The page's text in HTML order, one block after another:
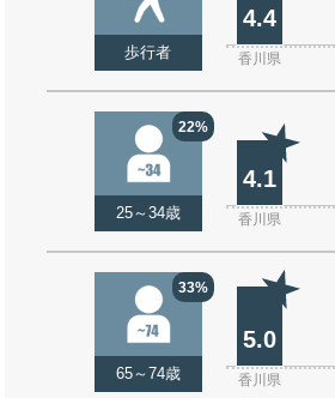
歩行者
4.4
香川県
22%
25～34歳
4.1
香川県
33%
65～74歳
5.0
香川県